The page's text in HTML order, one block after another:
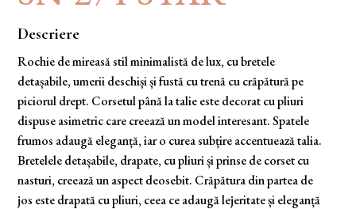
Descriere
Rochie de mireasă stil minimalistă de lux, cu bretele
detașabile, umerii deschiși și fustă cu trenă cu crăpătură pe
piciorul drept. Corsetul până la talie este decorat cu pliuri
dispuse asimetric care creează un model interesant. Spatele
frumos adaugă eleganță, iar o curea subțire accentuează talia.
Bretelele detașabile, drapate, cu pliuri și prinse de corset cu
nasturi, creează un aspect deosebit. Crăpătura din partea de
jos este drapată cu pliuri, ceea ce adaugă lejeritate și eleganță